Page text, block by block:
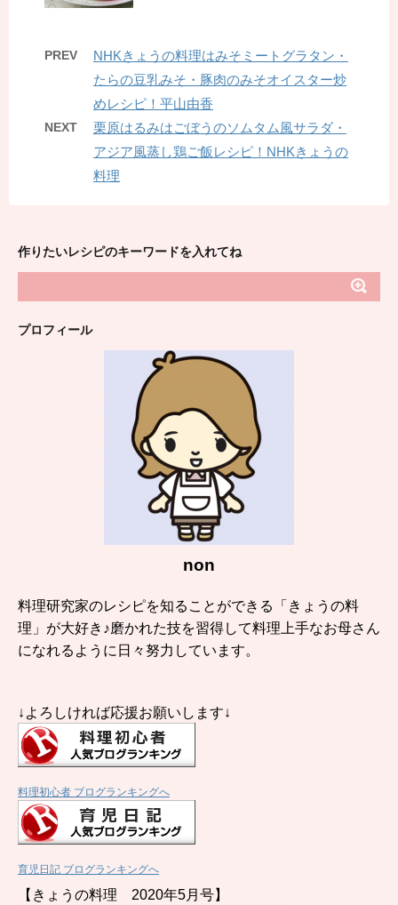
PREV
NHKきょうの料理はみそミートグラタン・
たらの豆乳みそ・豚肉のみそオイスター炒
めレシピ！平山由香
NEXT
栗原はるみはごぼうのソムタム風サラダ・
アジア風蒸し鶏ご飯レシピ！NHKきょうの
料理
作りたいレシピのキーワードを入れてね
プロフィール
non
料理研究家のレシピを知ることができる「きょうの料
理」が大好き♪磨かれた技を習得して料理上手なお母さん
になれるように日々努力しています。
↓よろしければ応援お願いします↓
料理初心者 ブログランキングへ
育児日記 ブログランキングへ
【きょうの料理 2020年5月号】